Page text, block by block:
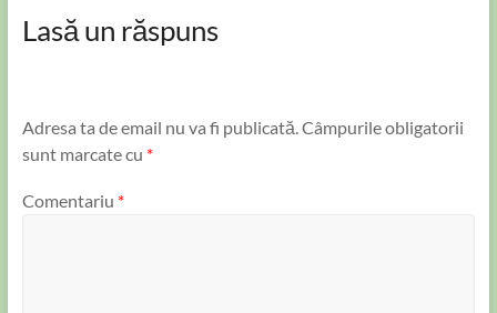
Lasă un răspuns
Adresa ta de email nu va fi publicată.Câmpurile obligatorii
sunt marcate cu *
Comentariu *